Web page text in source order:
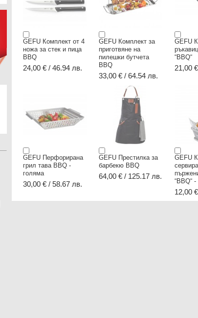
GEFU Комплект от 4
ножа за стек и пица
BBQ
24,00 € / 46.94 лв.
GEFU Комплект за
приготвяне на
пилешки бутчета
BBQ
33,00 € / 64.54 лв.
GEFU
“BBQ“
21,00
GEFU Перфорирана
грил тава BBQ -
голяма
30,00 € / 58.67 лв.
GEFU Престилка за
барбекю BBQ
64,00 € / 125.17 лв.
GEFU
“BBQ“
12,00